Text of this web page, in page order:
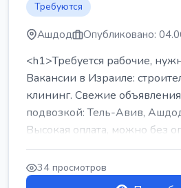
Требуются
Ашдод Опубликовано:
<h1>Требуется рабочие,
Вакансии в Израиле:
клининг. Свежие
подвозкой: Тель-Авив,
Высокая оплата, можно без
...
34 просмотров